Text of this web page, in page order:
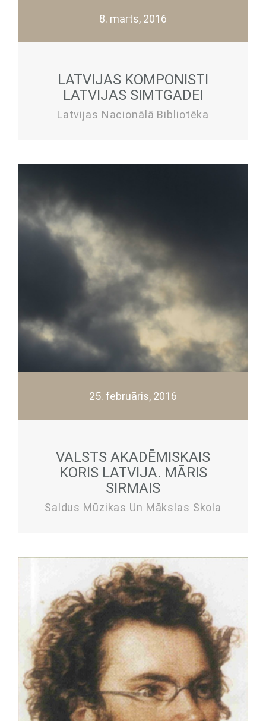
8. marts, 2016
LATVIJAS KOMPONISTI
LATVIJAS SIMTGADEI
Latvijas Nacionālā Bibliotēka
25. februāris, 2016
VALSTS AKADĒMISKAIS
KORIS LATVIJA. MĀRIS
SIRMAIS
Saldus Mūzikas Un Mākslas Skola